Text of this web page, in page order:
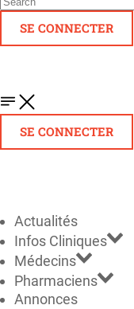
SE CONNECTER
SE CONNECTER
Actualités
Infos Cliniques
Médecins
Pharmaciens
Annonces